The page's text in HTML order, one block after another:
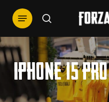
main
content
search
Menu
iPhone 15 Pro